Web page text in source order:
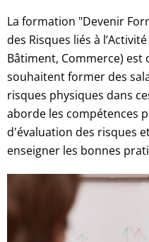
La formation "Devenir
des Risques liés à
Bâtiment, Commerce) est
souhaitent former des
risques physiques dans
aborde les compétences
d'évaluation des risques
enseigner les bonnes